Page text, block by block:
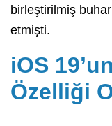
birleştirilmiş
etmişti.
iOS
Özelliği